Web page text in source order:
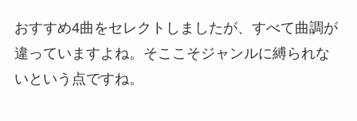
おすすめ4曲をセレクトしましたが、すべて曲調が
違っていますよね。そここそジャンルに縛られな
いという点ですね。